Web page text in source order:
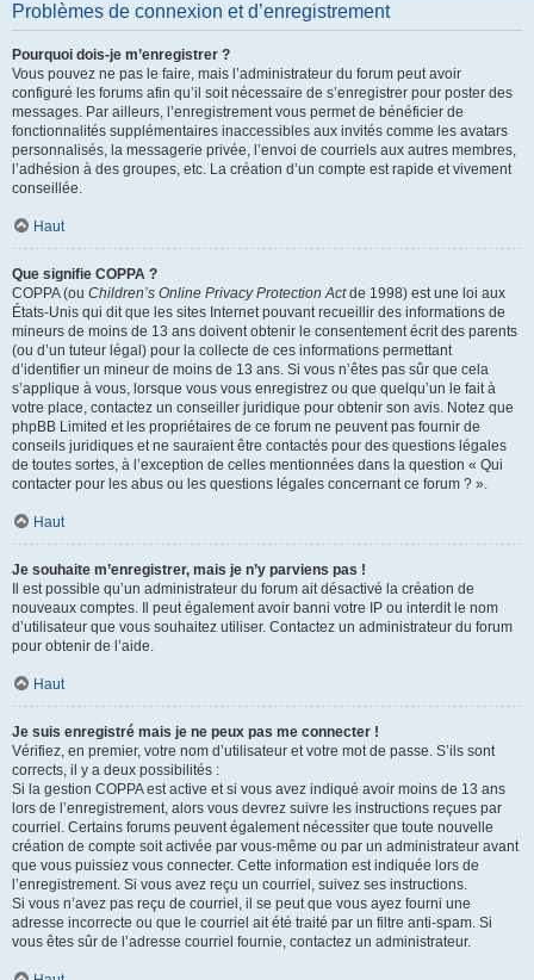
Problèmes de connexion et d’enregistrement
Pourquoi dois-je m’enregistrer ?
Vous pouvez ne pas le faire, mais l’administrateur du forum peut avoir
configuré les forums afin qu’il soit nécessaire de s’enregistrer pour poster des
messages. Par ailleurs, l’enregistrement vous permet de bénéficier de
fonctionnalités supplémentaires inaccessibles aux invités comme les avatars
personnalisés, la messagerie privée, l’envoi de courriels aux autres membres,
l’adhésion à des groupes, etc. La création d’un compte est rapide et vivement
conseillée.
Haut
Que signifie COPPA ?
COPPA (ou Children’s Online Privacy Protection Actde 1998) est une loi aux
États-Unis qui dit que les sites Internet pouvant recueillir des informations de
mineurs de moins de 13 ans doivent obtenir le consentement écrit des parents
(ou d’un tuteur légal) pour la collecte de ces informations permettant
d’identifier un mineur de moins de 13 ans. Si vous n’êtes pas sûr que cela
s’applique à vous, lorsque vous vous enregistrez ou que quelqu’un le fait à
votre place, contactez un conseiller juridique pour obtenir son avis. Notez que
phpBB Limited et les propriétaires de ce forum ne peuvent pas fournir de
conseils juridiques et ne sauraient être contactés pour des questions légales
de toutes sortes, à l’exception de celles mentionnées dans la question « Qui
contacter pour les abus ou les questions légales concernant ce forum ? ».
Haut
Je souhaite m’enregistrer, mais je n’y parviens pas !
Il est possible qu’un administrateur du forum ait désactivé la création de
nouveaux comptes. Il peut également avoir banni votre IP ou interdit le nom
d’utilisateur que vous souhaitez utiliser. Contactez un administrateur du forum
pour obtenir de l’aide.
Haut
Je suis enregistré mais je ne peux pas me connecter !
Vérifiez, en premier, votre nom d’utilisateur et votre mot de passe. S’ils sont
corrects, il y a deux possibilités :
Si la gestion COPPA est active et si vous avez indiqué avoir moins de 13 ans
lors de l’enregistrement, alors vous devrez suivre les instructions reçues par
courriel. Certains forums peuvent également nécessiter que toute nouvelle
création de compte soit activée par vous-même ou par un administrateur avant
que vous puissiez vous connecter. Cette information est indiquée lors de
l’enregistrement. Si vous avez reçu un courriel, suivez ses instructions.
Si vous n’avez pas reçu de courriel, il se peut que vous ayez fourni une
adresse incorrecte ou que le courriel ait été traité par un filtre anti-spam. Si
vous êtes sûr de l’adresse courriel fournie, contactez un administrateur.